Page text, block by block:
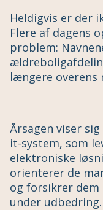
Heldigvis er der
Flere af dagens
problem:
længere overens
Årsagen viser
it-system, som
elektroniske
orienterer de
og forsikrer
under udbedring.